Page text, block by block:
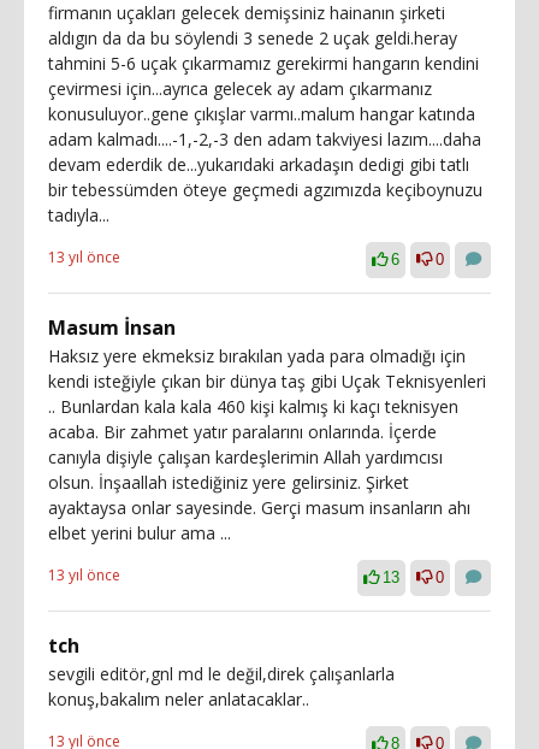
firmanın uçakları gelecek demişsiniz hainanın şirketi
aldıgın da da bu söylendi 3 senede 2 uçak geldi.heray
tahmini 5-6 uçak çıkarmamız gerekirmi hangarın kendini
çevirmesi için...ayrıca gelecek ay adam çıkarmanız
konusuluyor..gene çıkışlar varmı..malum hangar katında
adam kalmadı....-1,-2,-3 den adam takviyesi lazım....daha
devam ederdik de...yukarıdaki arkadaşın dedigi gibi tatlı
bir tebessümden öteye geçmedi agzımızda keçiboynuzu
tadıyla...
13 yıl önce 6 0
Masum İnsan
Haksız yere ekmeksiz bırakılan yada para olmadığı için
kendi isteğiyle çıkan bir dünya taş gibi Uçak Teknisyenleri
.. Bunlardan kala kala 460 kişi kalmış ki kaçı teknisyen
acaba. Bir zahmet yatır paralarını onlarında. İçerde
canıyla dişiyle çalışan kardeşlerimin Allah yardımcısı
olsun. İnşaallah istediğiniz yere gelirsiniz. Şirket
ayaktaysa onlar sayesinde. Gerçi masum insanların ahı
elbet yerini bulur ama ...
13 yıl önce 13 0
tch
sevgili editör,gnl md le değil,direk çalışanlarla
konuş,bakalım neler anlatacaklar..
13 yıl önce 8 0